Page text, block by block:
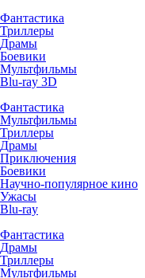
Фантастика
Триллеры
Драмы
Боевики
Мультфильмы
Blu-ray 3D
Фантастика
Мультфильмы
Триллеры
Драмы
Приключения
Боевики
Научно-популярное кино
Ужасы
Blu-ray
Фантастика
Драмы
Триллеры
Мультфильмы